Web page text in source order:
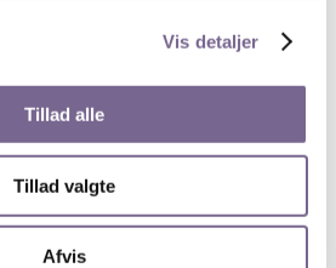
Vis detaljer
Tillad alle
Tillad valgte
Afvis
Fagbladet Folkeskolen
kommunen.dk